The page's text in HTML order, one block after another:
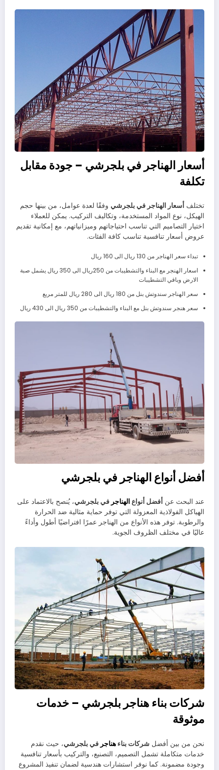
أسعار الهناجر في بلجرشي – جودة مقابل
تكلفة
تختلف أسعار الهناجر في بلجرشي وفقًا لعدة عوامل، من بينها حجم
الهيكل، نوع المواد المستخدمة، وتكاليف التركيب. يمكن للعملاء
اختيار التصاميم التي تناسب احتياجاتهم وميزانياتهم، مع إمكانية تقديم
عروض أسعار تنافسية تناسب كافة الفئات.
تبداء سعر الهناجر من 130 ريال الى 160 ريال
اسعار الهنجر مع البناء والتشطيبات من 250ريال الى 350 ريال يشمل صبة
الارض وباقي التشطيبات
سعر الهناجر سندوتش بنل من 180 ريال الى 280 ريال للمتر مربع
سعر هنجر سندوتش بنل مع البناء والتشطيبات من 350 ريال الى 430 ريال
أفضل أنواع الهناجر في بلجرشي
عند البحث عن أفضل أنواعالهناجر في بلجرشي، يُنصح بالاعتماد على
الهياكل الفولاذية المعزولة التي توفر حماية مثالية ضد الحرارة
والرطوبة. توفر هذه الأنواع من الهناجر عمرًا افتراضيًا أطول وأداءً
عاليًا في مختلف الظروف الجوية.
شركات بناء هناجر بلجرشي – خدمات
موثوقة
نحن من بين أفضل شركات بناء هناجر في بلجرشي، حيث نقدم
خدمات متكاملة تشمل التصميم، التصنيع، والتركيب بأسعار تنافسية
وجودة مضمونة. كما نوفر استشارات هندسية لضمان تنفيذ المشروع